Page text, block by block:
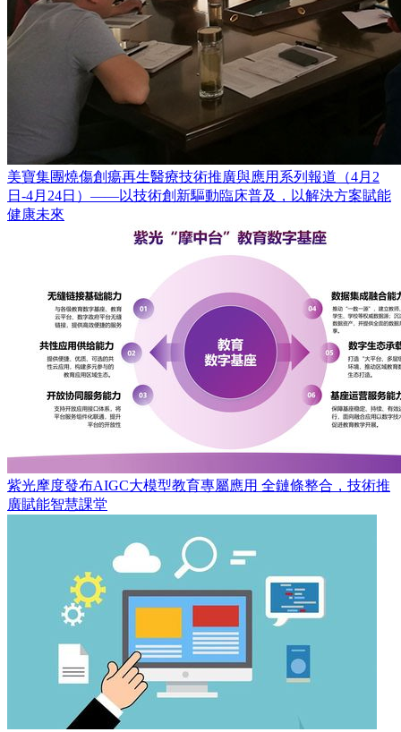
美寶集團燒傷創瘍再生醫療技術推廣與應用系列報道（4月2
日-4月24日）——以技術創新驅動臨床普及，以解決方案賦能
健康未來
紫光摩度發布AIGC大模型教育專屬應用 全鏈條整合，技術推
廣賦能智慧課堂